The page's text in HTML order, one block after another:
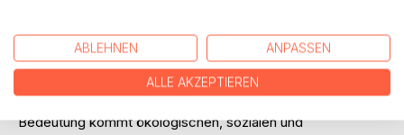
diese drei Nachhaltigkeitsdimensionen die
Bewerbungsabsicht von Studierenden als zentralen
Indikator der Arbeitgeberattraktivität beeinflussen. Im
Bedeutung kommt ökologischen, sozialen und
ABLEHNEN ANPASSEN
ALLE AKZEPTIEREN